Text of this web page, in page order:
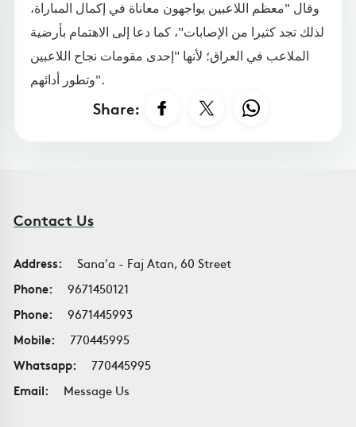
وقال "معظم اللاعبين يواجهون معاناة في إكمال المباراة،
لذلك تجد كثيرا من الإصابات"، كما دعا إلى الاهتمام بأرضية
الملاعب في العراق؛ لأنها "إحدى مقومات نجاح اللاعبين
وتطور أدائهم".
Share:
Contact Us
Address:
Sana'a - Faj Atan, 60 Street
Phone:
9671450121
Phone:
9671445993
Mobile:
770445995
Whatsapp:
770445995
Email:
Message Us